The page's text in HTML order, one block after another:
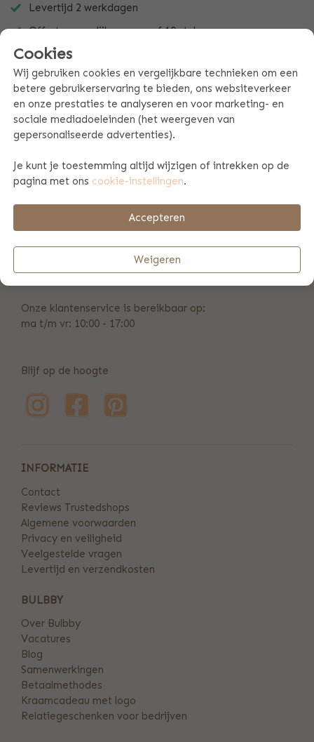
Levertijd 2 werkdagen
Offerte mogelijk aan vanaf 10 stuks
Snel en makkelijk zelf te ontwerpen
+31 (0)346 211 723
info@bulbby.com
Onze klantenservice is bereikbaar op:
ma t/m vr: 10:00 - 17:00
Blijf op de hoogte
INFORMATIE
Contact
Reviews Trustedshops
Algemene voorwaarden
Privacy en veiligheid
Veelgestelde vragen
Levertijd en verzendkosten
BULBBY
Over Bulbby
Vacatures
Blog
Samenwerkingen
Betaalmethodes
Kraamcadeau met logo
Relatiegeschenken voor bedrijven
Cookies
Wij gebruiken cookies en vergelijkbare technieken om een
betere gebruikerservaring te bieden, ons websiteverkeer
en onze prestaties te analyseren en voor marketing- en
sociale mediadoeleinden (het weergeven van
gepersonaliseerde advertenties).
Je kunt je toestemming altijd wijzigen of intrekken op de
pagina met ons cookie-instellingen.
Accepteren
Weigeren